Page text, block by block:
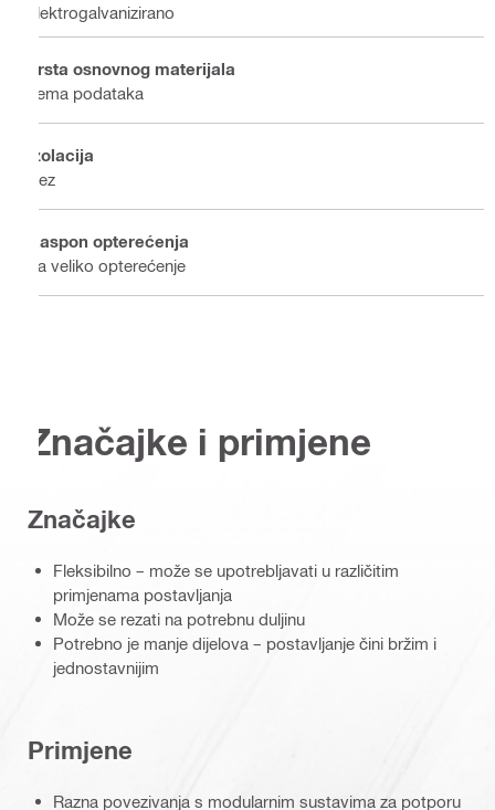
elektrogalvanizirano
Vrsta osnovnog materijala
nema podataka
Izolacija
Bez
Raspon opterećenja
Za veliko opterećenje
Značajke i primjene
Značajke
Fleksibilno – može se upotrebljavati u različitim
primjenama postavljanja
Može se rezati na potrebnu duljinu
Potrebno je manje dijelova – postavljanje čini bržim i
jednostavnijim
Primjene
Razna povezivanja s modularnim sustavima za potporu